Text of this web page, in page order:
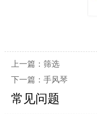
上一篇： 筛选
下一篇： 手风琴
常见问题